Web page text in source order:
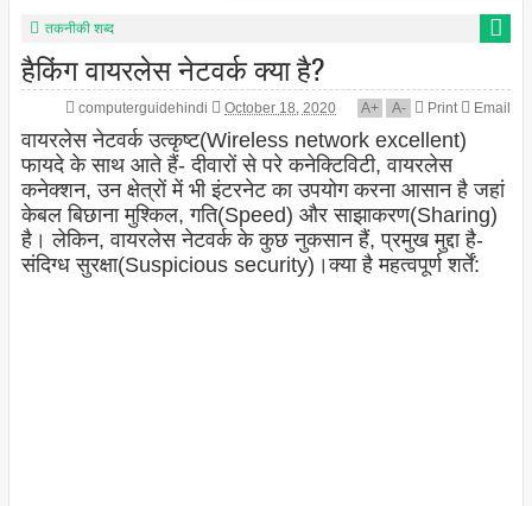
तकनीकी शब्द
हैकिंग वायरलेस नेटवर्क क्या है?
computerguidehindi October 18, 2020 A+ A- Print Email
वायरलेस नेटवर्क उत्कृष्ट(Wireless network excellent)
फायदे के साथ आते हैं- दीवारों से परे कनेक्टिविटी, वायरलेस
कनेक्शन, उन क्षेत्रों में भी इंटरनेट का उपयोग करना आसान है जहां
केबल बिछाना मुश्किल, गति(Speed) और साझाकरण(Sharing)
है। लेकिन, वायरलेस नेटवर्क के कुछ नुकसान हैं, प्रमुख मुद्दा है-
संदिग्ध सुरक्षा(Suspicious security)।क्या है महत्वपूर्ण शर्तें: